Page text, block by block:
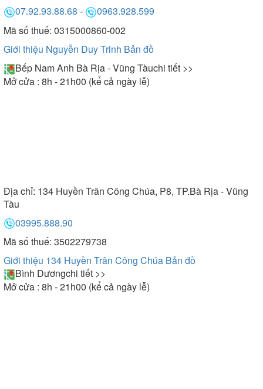
07.92.93.88.68 -
0963.928.599
Mã số thuế: 0315000860-002
Giới thiệu Nguyễn Duy Trinh Bản đồ
Bếp Nam Anh Bà Rịa - Vũng Tàuchi tiết >>
Mở cửa : 8h - 21h00 (kể cả ngày lễ)
Địa chỉ: 134 Huyền Trân Công Chúa, P8, TP.Bà Rịa - Vũng
Tàu
03995.888.90
Mã số thuế: 3502279738
Giới thiệu 134 Huyền Trân Công Chúa Bản đồ
Bình Dươngchi tiết >>
Mở cửa : 8h - 21h00 (kể cả ngày lễ)